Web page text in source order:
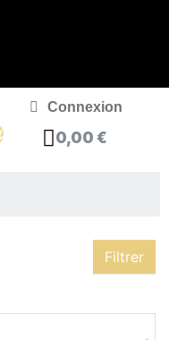
Connexion
0,00 €
Filtrer